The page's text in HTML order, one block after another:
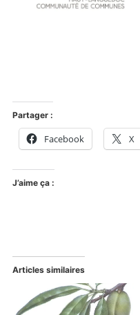
Partager :
Facebook X
J’aime ça :
Articles similaires